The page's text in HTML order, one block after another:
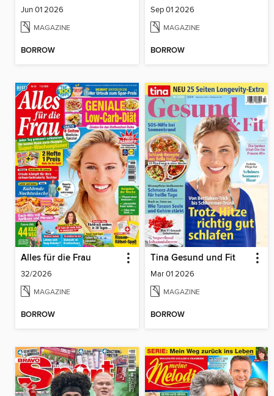
Jun 01 2026
MAGAZINE
BORROW
Sep 01 2026
MAGAZINE
BORROW
Alles für die Frau
32/2026
MAGAZINE
BORROW
Tina Gesund und Fit
Mar 01 2026
MAGAZINE
BORROW